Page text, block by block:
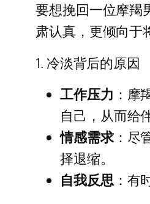
要想挽回一位摩羯
肃认真，更倾向于
1. 冷淡背后的原因
工作压力 ：摩
自己，从而给
情感需求：尽
择退缩。
自我反思：有